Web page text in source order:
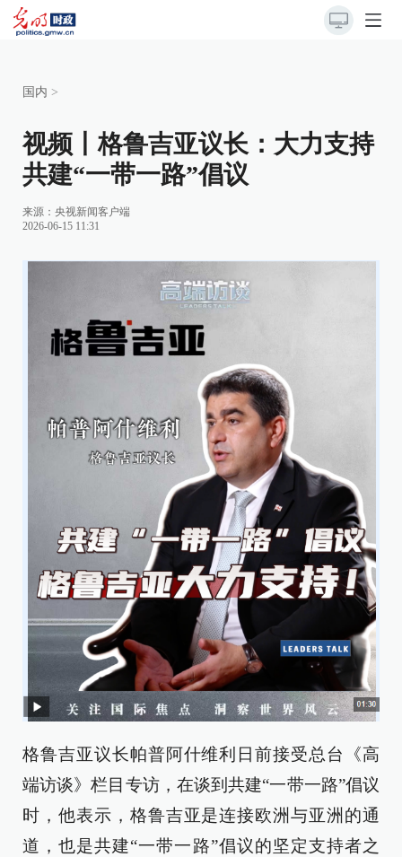
国内 >
视频丨格鲁吉亚议长：大力支持
共建“一带一路”倡议
来源：央视新闻客户端
2026-06-15 11:31
格鲁吉亚议长帕普阿什维利日前接受总台《高
端访谈》栏目专访，在谈到共建“一带一路”倡议
时，他表示，格鲁吉亚是连接欧洲与亚洲的通
道，也是共建“一带一路”倡议的坚定支持者之